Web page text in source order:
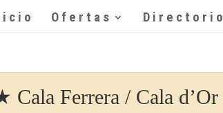
Ofertas Directorio
Ferrera / Cala d’Or